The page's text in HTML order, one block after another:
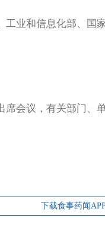
业和信息化部、国
会议，有关部门、单
下载食事药闻